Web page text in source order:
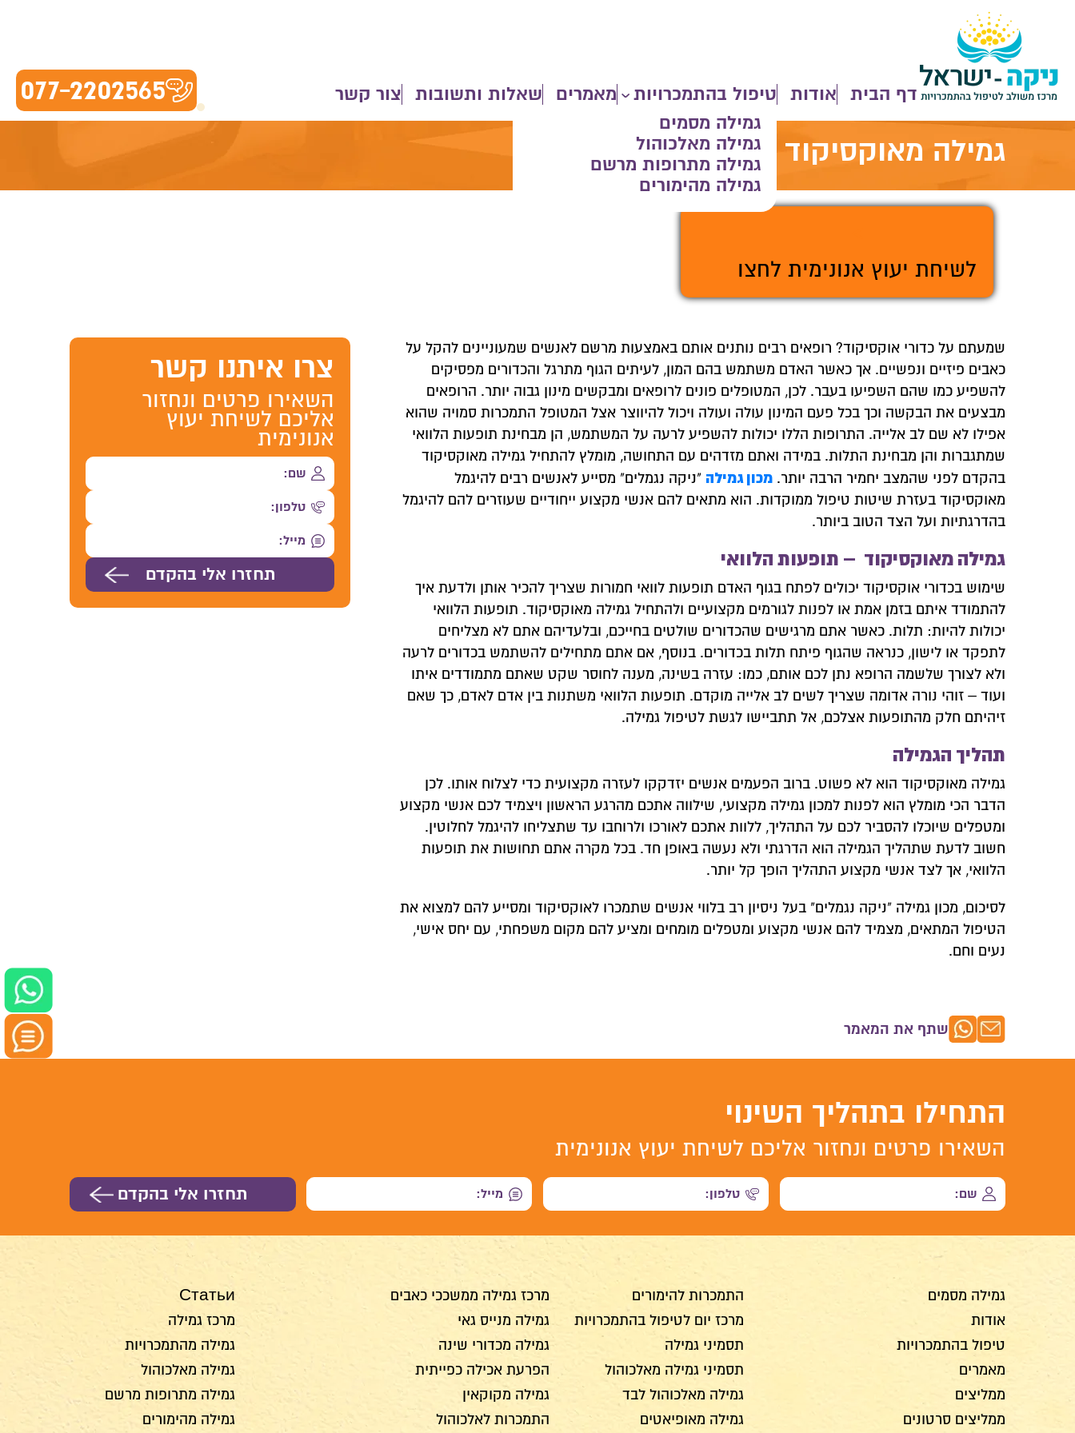
דף הבית אודות
טיפול בהתמכרויות
גמילה מסמים
גמילה מאלכוהול
גמילה מתרופות מרשם
גמילה מהימורים
מאמרים שאלות ותשובות צור קשר 077-2202565
השאירו פרטים ונחזור אליכם לשיחת יעוץ אנונימית
גמילה מאוקסיקוד
לשיחת יעוץ אנונימית לחצו
שמעתם על כדורי אוקסיקוד? רופאים רבים נותנים אותם באמצעות מרשם לאנשים שמעוניינים להקל על
כאבים פיזיים ונפשיים. אך כאשר האדם משתמש בהם המון, לעיתים הגוף מתרגל והכדורים מפסיקים
להשפיע כמו שהם השפיעו בעבר. לכן, המטופלים פונים לרופאים ומבקשים מינון גבוה יותר. הרופאים
מבצעים את הבקשה וכך בכל פעם המינון עולה ועולה ויכול להיווצר אצל המטופל התמכרות סמויה שהוא
אפילו לא שם לב אלייה. התרופות הללו יכולות להשפיע לרעה על המשתמש, הן מבחינת תופעות הלוואי
שמתגברות והן מבחינת התלות. במידה ואתם מזדהים עם התחושה, מומלץ להתחיל גמילה מאוקסיקוד
בהקדם לפני שהמצב יחמיר הרבה יותר. מכון גמילה "ניקה נגמלים" מסייע לאנשים רבים להיגמל
מאוקסיקוד בעזרת שיטות טיפול ממוקדות. הוא מתאים להם אנשי מקצוע ייחודיים שעוזרים להם להיגמל
בהדרגתיות ועל הצד הטוב ביותר.
גמילה מאוקסיקוד – תופעות הלוואי
שימוש בכדורי אוקסיקוד יכולים לפתח בגוף האדם תופעות לוואי חמורות שצריך להכיר אותן ולדעת איך
להתמודד איתם בזמן אמת או לפנות לגורמים מקצועיים ולהתחיל גמילה מאוקסיקוד. תופעות הלוואי
יכולות להיות: תלות. כאשר אתם מרגישים שהכדורים שולטים בחייכם, ובלעדיהם אתם לא מצליחים
לתפקד או לישון, כנראה שהגוף פיתח תלות בכדורים. בנוסף, אם אתם מתחילים להשתמש בכדורים לרעה
ולא לצורך שלשמה הרופא נתן לכם אותם, כמו: עזרה בשינה, מענה לחוסר שקט שאתם מתמודדים איתו
ועוד – זוהי נורה אדומה שצריך לשים לב אלייה מוקדם. תופעות הלוואי משתנות בין אדם לאדם, כך שאם
זיהיתם חלק מהתופעות אצלכם, אל תתביישו לגשת לטיפול גמילה.
תהליך הגמילה
גמילה מאוקסיקוד הוא לא פשוט. ברוב הפעמים אנשים יזדקקו לעזרה מקצועית כדי לצלוח אותו. לכן
הדבר הכי מומלץ הוא לפנות למכון גמילה מקצועי, שילווה אתכם מהרגע הראשון ויצמיד לכם אנשי מקצוע
ומטפלים שיוכלו להסביר לכם על התהליך, ללוות אתכם לאורכו ולרוחבו עד שתצליחו להיגמל לחלוטין.
חשוב לדעת שתהליך הגמילה הוא הדרגתי ולא נעשה באופן חד. בכל מקרה אתם תחושות את תופעות
הלוואי, אך לצד אנשי מקצוע התהליך הופך קל יותר.
לסיכום, מכון גמילה "ניקה נגמלים" בעל ניסיון רב בלווי אנשים שתמכרו לאוקסיקוד ומסייע להם למצוא את
הטיפול המתאים, מצמיד להם אנשי מקצוע ומטפלים מומחים ומציע להם מקום משפחתי, עם יחס אישי,
נעים וחם.
שתף את המאמר
צרו איתנו קשר
השאירו פרטים ונחזור
אליכם לשיחת יעוץ
אנונימית
התחילו בתהליך השינוי
השאירו פרטים ונחזור אליכם לשיחת יעוץ אנונימית
גמילה מסמים
אודות
טיפול בהתמכרויות
מאמרים
ממליצים
ממליצים סרטונים
התמכרות להימורים
מרכז יום לטיפול בהתמכרויות
תסמיני גמילה
תסמיני גמילה מאלכוהול
גמילה מאלכוהול לבד
גמילה מאופיאטים
מרכז גמילה ממשככי כאבים
גמילה מנייס גאי
גמילה מכדורי שינה
הפרעת אכילה כפייתית
גמילה מקוקאין
התמכרות לאלכוהול
Статьи
מרכז גמילה
גמילה מהתמכרויות
גמילה מאלכוהול
גמילה מתרופות מרשם
גמילה מהימורים